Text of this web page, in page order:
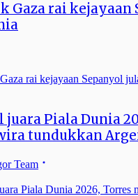
Gaza rai
juara Piala Dunia
tundukkan
Team